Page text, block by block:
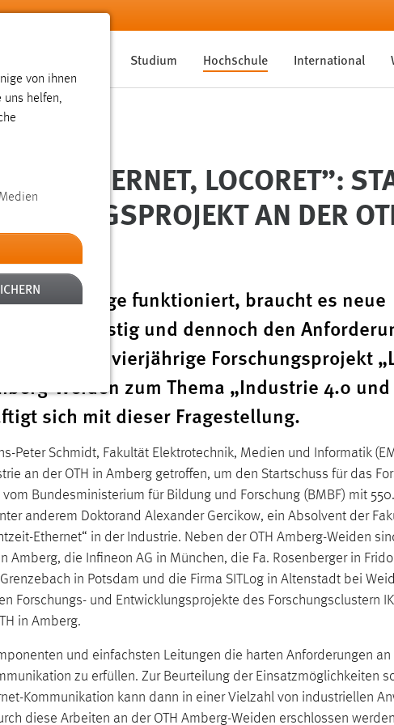
Studium Hochschule International
ETHERNET, LOCORET”:
AN DER
der Dinge funktioniert, braucht es neue
Kostengünstig und dennoch den
das? Das vierjährige Forschungsprojekt
Weiden zum Thema „Industrie 4.0
sich mit dieser Fragestellung.
Peter Schmidt, Fakultät Elektrotechnik, Medien und Informatik
an der OTH in Amberg getroffen, um den Startschuss für das
vom Bundesministerium für Bildung und Forschung (BMBF) mit
anderem Doktorand Alexander Gercikow, ein Absolvent der
Ethernet“ in der Industrie. Neben der OTH Amberg-Weiden
Amberg, die Infineon AG in München, die Fa. Rosenberger in
Grenzebach in Potsdam und die Firma SITLog in Altenstadt bei
Forschungs- und Entwicklungsprojekte des Forschungsclustern
in Amberg.
und einfachsten Leitungen die harten Anforderungen
zu erfüllen. Zur Beurteilung der Einsatzmöglichkeiten
Kommunikation kann dann in einer Vielzahl von industriellen
diese Arbeiten an der OTH Amberg-Weiden erschlossen
von ihnen
helfen,
Funktion der
Optionen
wird